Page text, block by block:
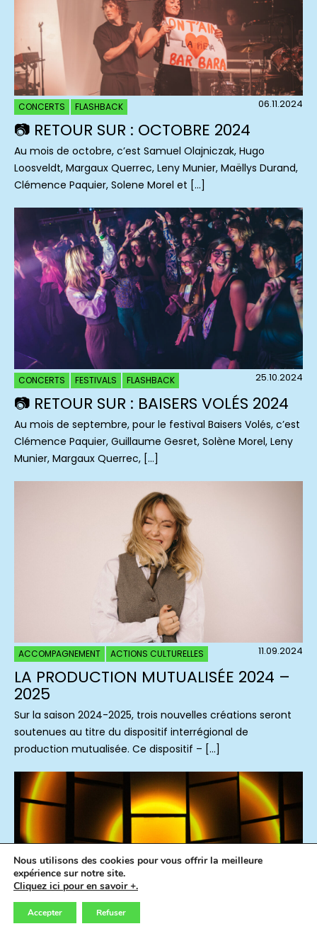
CONCERTS FLASHBACK 06.11.2024
📷 RETOUR SUR : OCTOBRE 2024
Au mois de octobre, c’est Samuel Olajniczak, Hugo
Loosveldt, Margaux Querrec, Leny Munier, Maëllys Durand,
Clémence Paquier, Solene Morel et […]
CONCERTS FESTIVALS FLASHBACK 25.10.2024
📷 RETOUR SUR : BAISERS VOLÉS 2024
Au mois de septembre, pour le festival Baisers Volés, c’est
Clémence Paquier, Guillaume Gesret, Solène Morel, Leny
Munier, Margaux Querrec, […]
ACCOMPAGNEMENT ACTIONS CULTURELLES 11.09.2024
LA PRODUCTION MUTUALISÉE 2024 –
2025
Sur la saison 2024-2025, trois nouvelles créations seront
soutenues au titre du dispositif interrégional de
production mutualisée. Ce dispositif – […]
Nous utilisons des cookies pour vous offrir la meilleure
expérience sur notre site.
Cliquez ici pour en savoir +.
Accepter Refuser